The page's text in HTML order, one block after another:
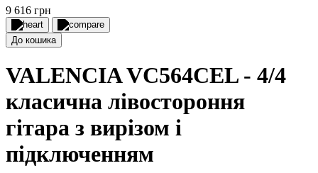
9 616 грн
До кошика
VALENCIA VC564CEL - 4/4
класична лівостороння
гітара з вирізом і
підключенням